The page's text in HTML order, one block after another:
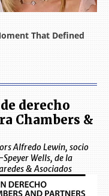
derecho
Chambers &
Alfredo Lewin, socio
Wells, de la
& Asociados